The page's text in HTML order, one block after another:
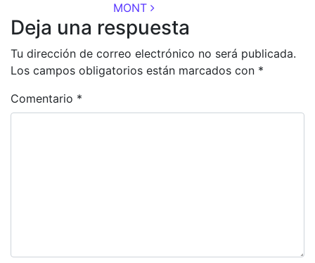
MONT
Deja una respuesta
Tu dirección de correo electrónico no será publicada.
Los campos obligatorios están marcados con *
Comentario *